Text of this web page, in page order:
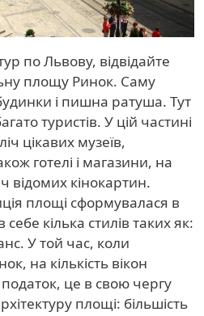
по Львову, відвідайте
площу Ринок. Саму
і пишна ратуша. Тут
туристів. У цій частині
цікавих музеїв,
готелі і магазини, на
відомих кінокартин.
площі сформувалася в
себе кілька стилів таких як:
У той час, коли
на кількість вікон
це в свою чергу
площі: більшість